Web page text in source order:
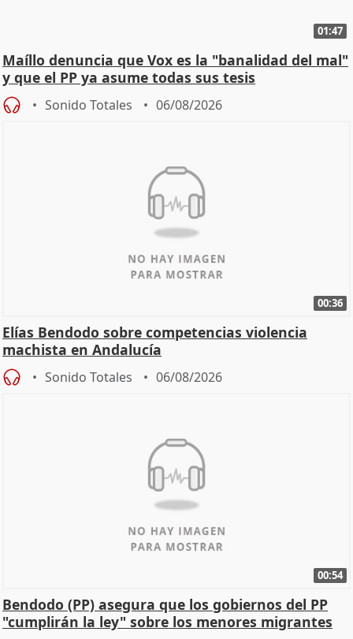
01:47
Maíllo denuncia que Vox es la "banalidad del mal"
y que el PP ya asume todas sus tesis
Sonido Totales 06/08/2026
00:36
Elías Bendodo sobre competencias violencia
machista en Andalucía
Sonido Totales 06/08/2026
00:54
Bendodo (PP) asegura que los gobiernos del PP
"cumplirán la ley" sobre los menores migrantes